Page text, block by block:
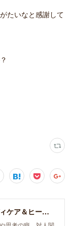
たいなと感謝して
宝塚・大阪／エナジーボディケア＆ヒーリング「癒し、育て、らしく生きる。」おとなとこどものセラピースペース。